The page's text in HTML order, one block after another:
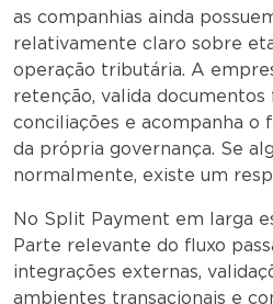
as companhias ainda
relativamente claro sobre
operação tributária. A
retenção, valida documentos
conciliações e acompanha o
da própria governança. Se
normalmente, existe um
No Split Payment em larga
Parte relevante do fluxo
integrações externas,
ambientes transacionais e